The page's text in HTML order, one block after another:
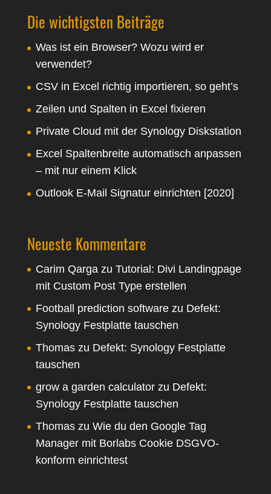
Die wichtigsten Beiträge
Was ist ein Browser? Wozu wird er
verwendet?
CSV in Excel richtig importieren, so geht’s
Zeilen und Spalten in Excel fixieren
Private Cloud mit der Synology Diskstation
Excel Spaltenbreite automatisch anpassen
– mit nur einem Klick
Outlook E-Mail Signatur einrichten [2020]
Neueste Kommentare
Carim Qarga zu Tutorial: Divi Landingpage
mit Custom Post Type erstellen
Football prediction softwarezu Defekt:
Synology Festplatte tauschen
Thomaszu Defekt: Synology Festplatte
tauschen
grow a garden calculatorzu Defekt:
Synology Festplatte tauschen
Thomaszu Wie du den Google Tag
Manager mit Borlabs Cookie DSGVO-
konform einrichtest